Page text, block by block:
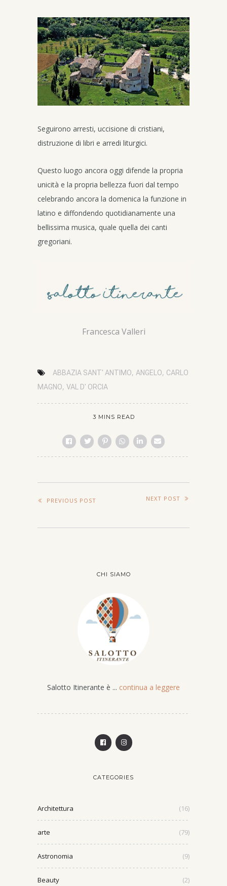
Seguirono arresti, uccisione di cristiani,
distruzione di libri e arredi liturgici.
Questo luogo ancora oggi difende la propria
unicità e la propria bellezza fuori dal tempo
celebrando ancora la domenica la funzione in
latino e diffondendo quotidianamente una
bellissima musica, quale quella dei canti
gregoriani.
Francesca Valleri
ABBAZIA SANT' ANTIMO, ANGELO, CARLO
MAGNO, VAL D' ORCIA
3 MINS READ
PREVIOUS POST NEXT POST
CHI SIAMO
Salotto Itinerante è ... continua a leggere
CATEGORIES
Architettura (16)
arte (79)
Astronomia (9)
Beauty (2)